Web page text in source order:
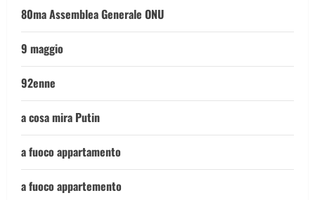
80ma Assemblea Generale ONU
9 maggio
92enne
a cosa mira Putin
a fuoco appartamento
a fuoco appartemento